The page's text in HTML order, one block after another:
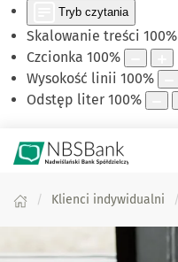
Tryb czytania
Skalowanie treści 100%
Czcionka 100%
Wysokość linii 100%
Odstęp liter 100%
Klienci indywidualni